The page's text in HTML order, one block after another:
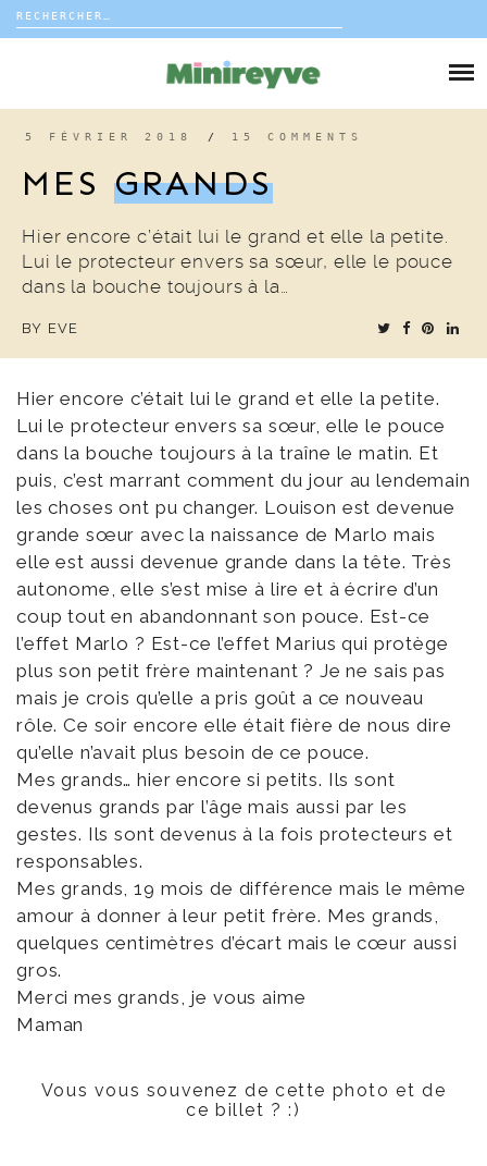
Rechercher :
VIE DE FAMILLE
DÉCO
VOYAGE
5 FÉVRIER 2018 / 15 COMMENTS
MES GRANDS
Hier encore c’était lui le grand et elle la petite.
Lui le protecteur envers sa sœur, elle le pouce
dans la bouche toujours à la…
BY EVE
Hier encore c’était lui le grand et elle la petite.
Lui le protecteur envers sa sœur, elle le pouce
dans la bouche toujours à la traîne le matin. Et
puis, c’est marrant comment du jour au lendemain
les choses ont pu changer. Louison est devenue
grande sœur avec la naissance de Marlo mais
elle est aussi devenue grande dans la tête. Très
autonome, elle s’est mise à lire et à écrire d’un
coup tout en abandonnant son pouce. Est-ce
l’effet Marlo ? Est-ce l’effet Marius qui protège
plus son petit frère maintenant ? Je ne sais pas
mais je crois qu’elle a pris goût a ce nouveau
rôle. Ce soir encore elle était fière de nous dire
qu’elle n’avait plus besoin de ce pouce.
Mes grands… hier encore si petits. Ils sont
devenus grands par l’âge mais aussi par les
gestes. Ils sont devenus à la fois protecteurs et
responsables.
Mes grands, 19 mois de différence mais le même
amour à donner à leur petit frère. Mes grands,
quelques centimètres d’écart mais le cœur aussi
gros.
Merci mes grands, je vous aime
Maman
Vous vous souvenez de cette photo et de
ce billet ? :)